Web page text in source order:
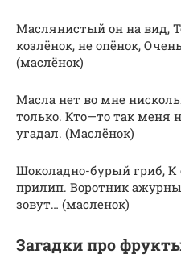
Маслянистый он на вид,
козлёнок, не опёнок,
(маслёнок)
Масла нет во мне
только. Кто—то так меня
угадал. (Маслёнок)
Шоколадно-бурый гриб, К
прилип. Воротник
зовут… (масленок)
Загадки про